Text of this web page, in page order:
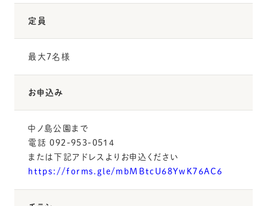
定員
最大7名様
お申込み
中ノ島公園まで
電話 092-953-0514
または下記アドレスよりお申込ください
https://forms.gle/mbMBtcU68YwK76AC6